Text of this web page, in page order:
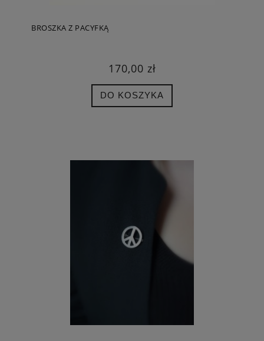
BROSZKA Z PACYFKĄ
170,00 zł
DO KOSZYKA